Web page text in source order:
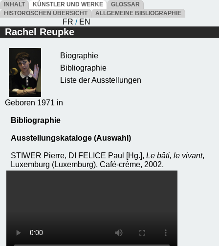
INHALT KÛNSTLER UND WERKE
GLOSSAR
HISTOROSCHEN ÜBERSICHT
ALLGEMEINE BIBLIOGRAPHIE
FR / EN
Rachel Reupke